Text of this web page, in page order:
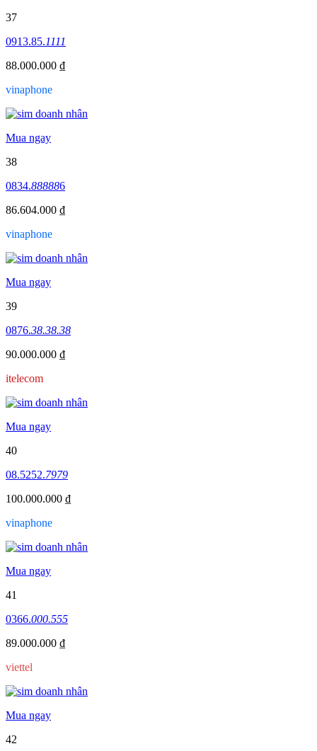
37
0913.85.1111
88.000.000 ₫
vinaphone
Mua ngay
38
0834.888886
86.604.000 ₫
vinaphone
Mua ngay
39
0876.38.38.38
90.000.000 ₫
itelecom
Mua ngay
40
08.5252.7979
100.000.000 ₫
vinaphone
Mua ngay
41
0366.000.555
89.000.000 ₫
viettel
Mua ngay
42